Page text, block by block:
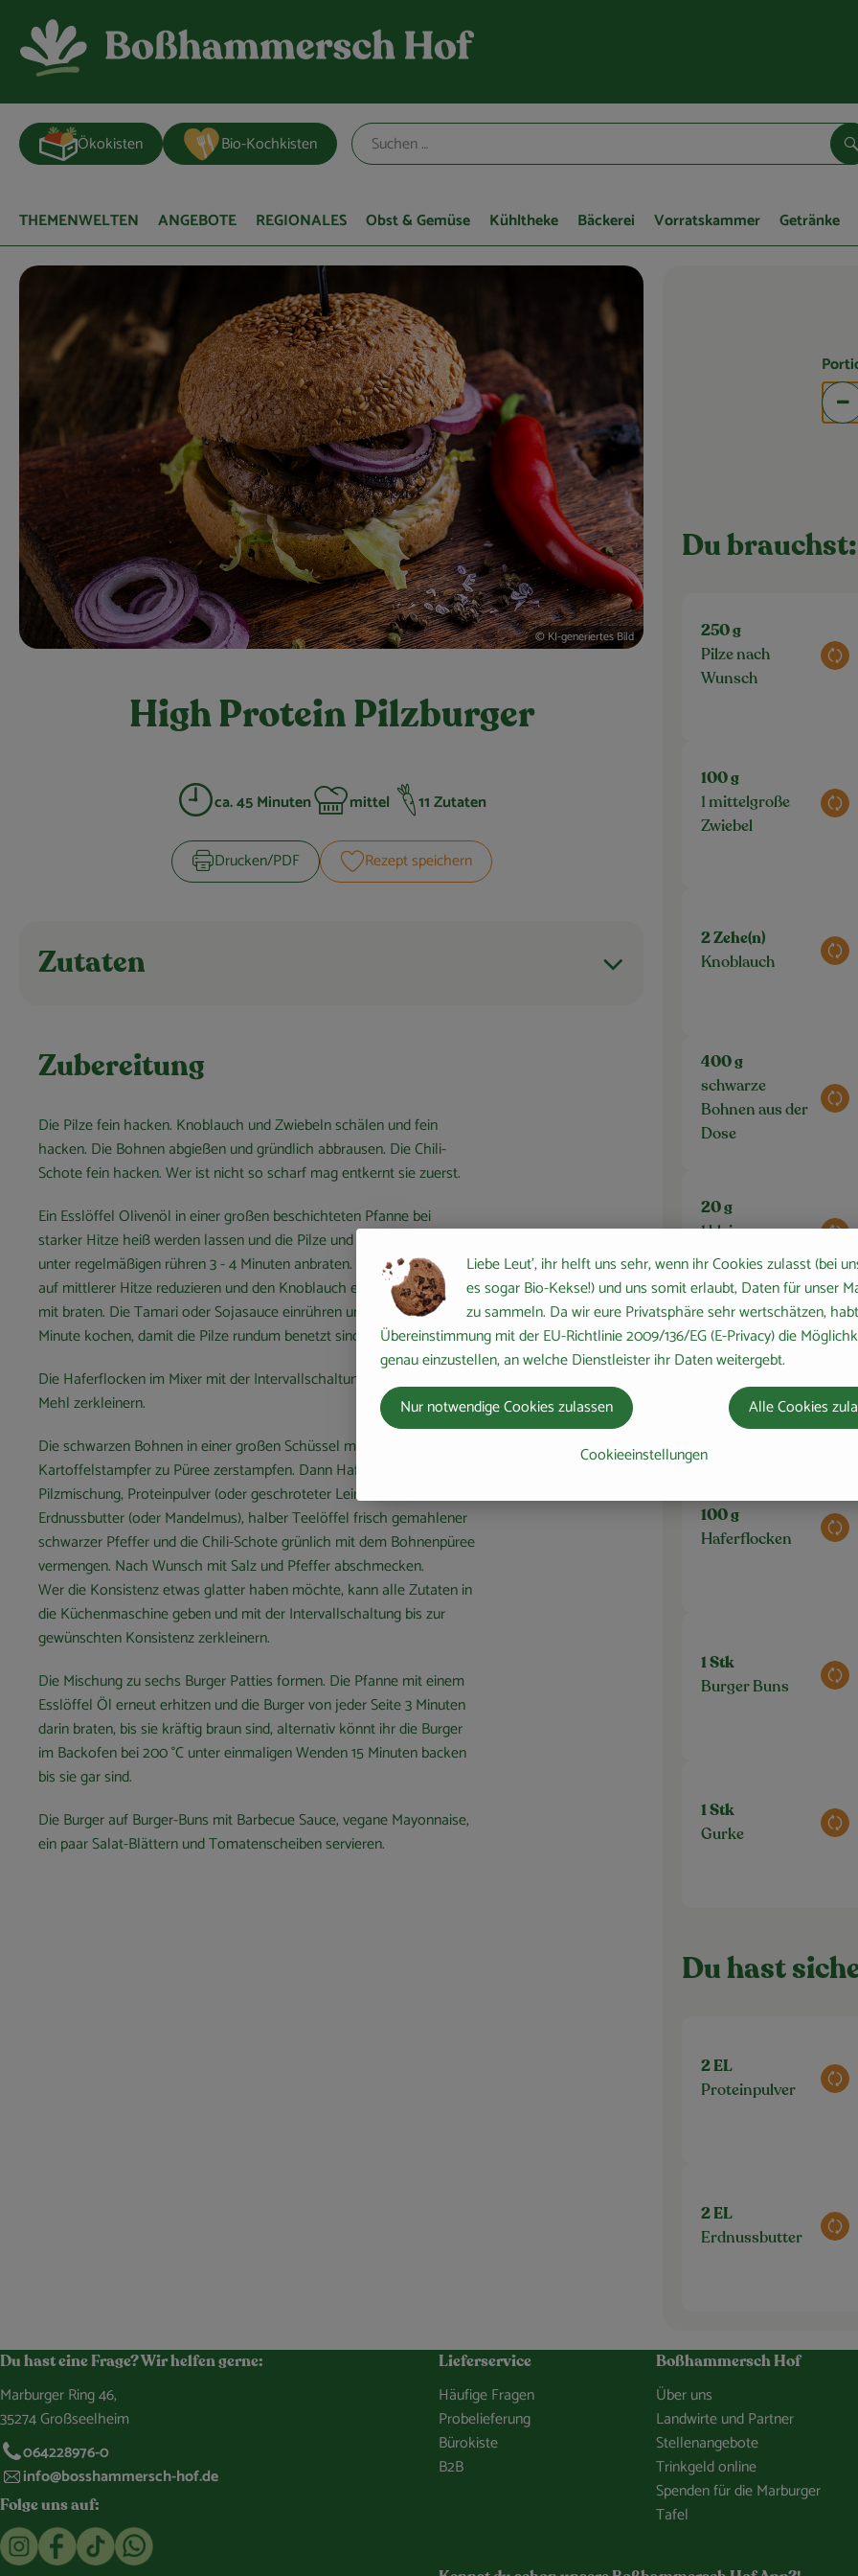
Ökokisten Bio-Kochkisten
THEMENWELTEN ANGEBOTE REGIONALES Obst & Gemüse Kühltheke Bäckerei Vorratskammer Getränke
© KI-generiertes Bild
High Protein Pilzburger
Zubreitungszeit:
ca. 45 MinutenSchwierigkeit:
mittel 11 Zutaten
Drucken​/​PDF Rezept speichern
Zutaten
Zubereitung
Die Pilze fein hacken. Knoblauch und Zwiebeln schälen und fein
hacken. Die Bohnen abgießen und gründlich abbrausen. Die Chili-
Schote fein hacken. Wer ist nicht so scharf mag entkernt sie zuerst.
Ein Esslöffel Olivenöl in einer großen beschichteten Pfanne bei
starker Hitze heiß werden lassen und die Pilze und Zwiebeln darin
unter regelmäßigen rühren 3 - 4 Minuten anbraten. Die Temperatur
auf mittlerer Hitze reduzieren und den Knoblauch eine weitere Minute
mit braten. Die Tamari oder Sojasauce einrühren und unter Rühren 1
Minute kochen, damit die Pilze rundum benetzt sind.
Die Haferflocken im Mixer mit der Intervallschaltung zu einem groben
Mehl zerkleinern.
Die schwarzen Bohnen in einer großen Schüssel mit dem
Kartoffelstampfer zu Püree zerstampfen. Dann Haferflocken,
Pilzmischung, Proteinpulver (oder geschroteter Leinsamen),
Erdnussbutter (oder Mandelmus), halber Teelöffel frisch gemahlener
schwarzer Pfeffer und die Chili-Schote grünlich mit dem Bohnenpüree
vermengen. Nach Wunsch mit Salz und Pfeffer abschmecken.
Wer die Konsistenz etwas glatter haben möchte, kann alle Zutaten in
die Küchenmaschine geben und mit der Intervallschaltung bis zur
gewünschten Konsistenz zerkleinern.
Die Mischung zu sechs Burger Patties formen. Die Pfanne mit einem
Esslöffel Öl erneut erhitzen und die Burger von jeder Seite 3 Minuten
darin braten, bis sie kräftig braun sind, alternativ könnt ihr die Burger
im Backofen bei 200 °C unter einmaligen Wenden 15 Minuten backen
bis sie gar sind.
Die Burger auf Burger-Buns mit Barbecue Sauce, vegane Mayonnaise,
ein paar Salat-Blättern und Tomatenscheiben servieren.
Du brauchst:
250 g
Pilze nach
Wunsch
100 g
1 mittelgroße
Zwiebel
2 Zehe(n)
Knoblauch
400 g
schwarze
Bohnen aus der
Dose
20 g
1 kleine
Chilischote
3 EL
Tamari
100 g
Haferflocken
1 Stk
Burger Buns
1 Stk
Gurke
Du hast
2 EL
Proteinpulver
2 EL
Erdnussbutter
Du hast eine Frage? Wir helfen gerne:
Marburger Ring 46,
35274 Großseelheim
064228976-0
info@bosshammersch-hof.de
Folge uns auf:
Externer Link zu https://www.instagram.com/bosshammerschhof/
Externer Link zu https://www.facebook.com/Oekokiste.Bosshammersch.Hof
Externer Link zu https://www.tiktok.com/@bosshammersch_hof
Externer Link zu https://whatsapp.com/channel/0029VbCaDbdJUM2iLBJEiG1n
Lieferservice
Häufige Fragen
Probelieferung
Bürokiste
B2B
Boßhammersch Hof
Über uns
Landwirte und Partner
Stellenangebote
Trinkgeld online
Spenden für die Marburger
Tafel
Liebe Leut', ihr helft uns sehr, wenn ihr Cookies zulasst (bei
es sogar Bio-Kekse!) und uns somit erlaubt, Daten für unser
zu sammeln. Da wir eure Privatsphäre sehr wertschätzen,
Übereinstimmung mit der EU-Richtlinie 2009/136/EG (E-Privacy) die
genau einzustellen, an welche Dienstleister ihr Daten weitergebt.
Cookieeinstellungen
Nur notwendige Cookies zulassen Alle Cookies